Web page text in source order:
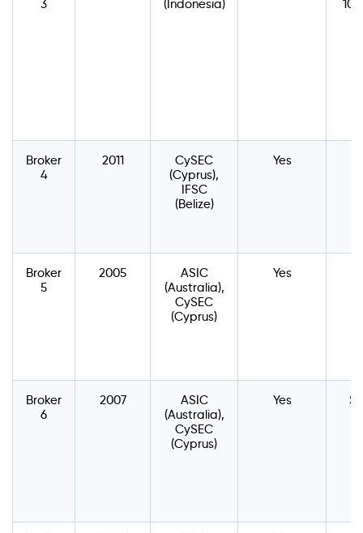
3 (Indonesia)
Broker
4
2011
CySEC
(Cyprus),
IFSC
(Belize)
Yes
Broker
5
2005
ASIC
(Australia),
CySEC
(Cyprus)
Yes
Broker
6
2007
ASIC
(Australia),
CySEC
(Cyprus)
Yes